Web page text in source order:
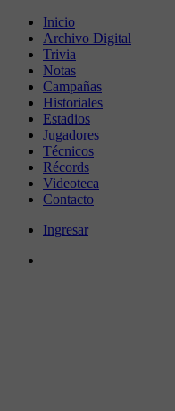
Inicio
Archivo Digital
Trivia
Notas
Campañas
Historiales
Estadios
Jugadores
Técnicos
Récords
Videoteca
Contacto
Ingresar